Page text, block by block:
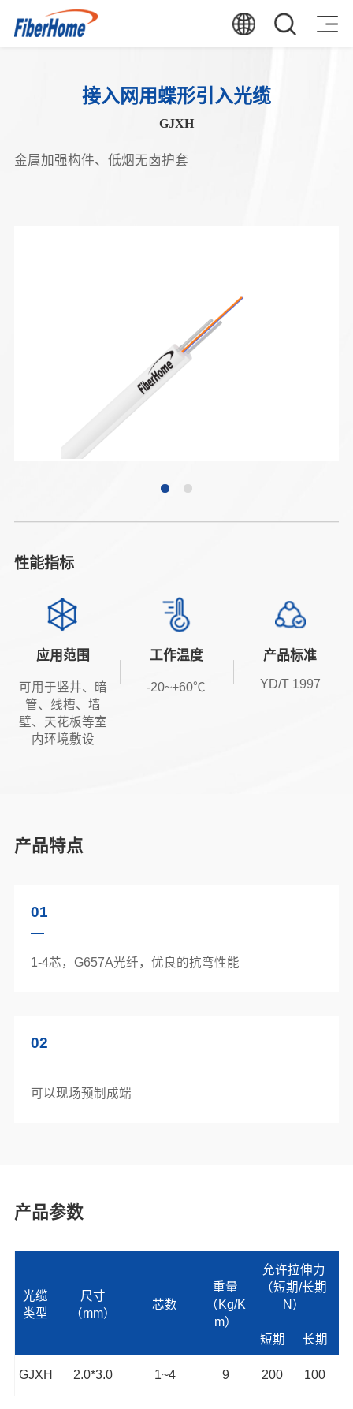
接入网用蝶形引入光缆
GJXH
金属加强构件、低烟无卤护套
性能指标
应用范围
可用于竖井、暗
管、线槽、墙
壁、天花板等室
内环境敷设
工作温度
-20~+60℃
产品标准
YD/T 1997
产品特点
01
1-4芯，G657A光纤，优良的抗弯性能
02
可以现场预制成端
产品参数
光缆
类型
尺寸
（mm）
芯数
重量
（Kg/K
m）
允许拉伸力
（短期/长期
N）
短期 长期
GJXH 2.0*3.0 1~4 9 200 100